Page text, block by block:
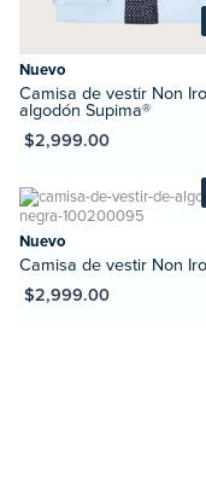
Nuevo
Camisa de vestir Non
algodón Supima®
$2,999.00
Nuevo
Camisa de vestir Non
$2,999.00